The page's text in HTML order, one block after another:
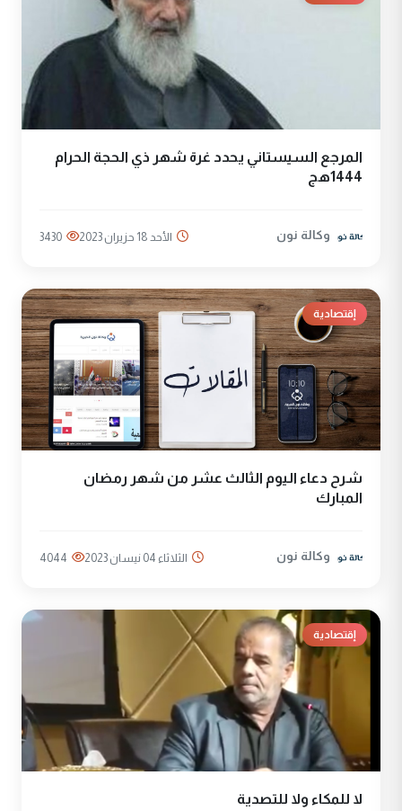
المرجع السيستاني يحدد غرة شهر ذي الحجة الحرام
1444هج
وكالة نون الأحد 18 حزيران 2023 3430
إقتصادية
شرح دعاء اليوم الثالث عشر من شهر رمضان
المبارك
وكالة نون الثلاثاء 04 نيسان 2023 4044
إقتصادية
لا للمكاء ولا للتصدية